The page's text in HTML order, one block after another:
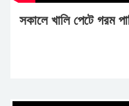
সকালে খালি পেটে গরম